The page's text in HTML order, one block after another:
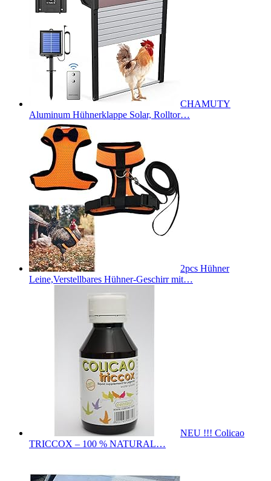
CHAMUTY
Aluminum Hühnerklappe Solar, Rolltor…
2pcs Hühner
Leine,Verstellbares Hühner-Geschirr mit…
NEU !!! Colicao
TRICCOX – 100 % NATURAL…